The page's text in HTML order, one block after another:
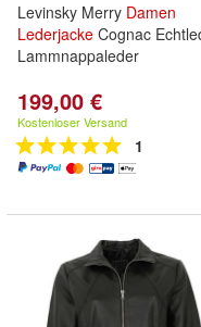
Levinsky Merry Damen
Lederjacke Cognac
Lammnappaleder
199,00 €
Kostenloser Versand
1